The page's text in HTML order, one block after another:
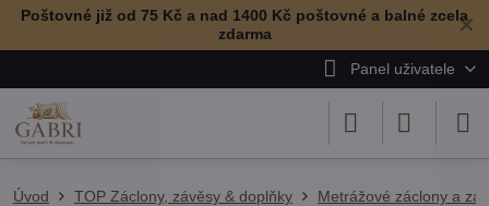
✕
Poštovné již od 75 Kč a nad 1400 Kč poštovné a balné zcela
zdarma
Panel uživatele
Úvod TOP Záclony, závěsy & doplňky Metrážové záclony a